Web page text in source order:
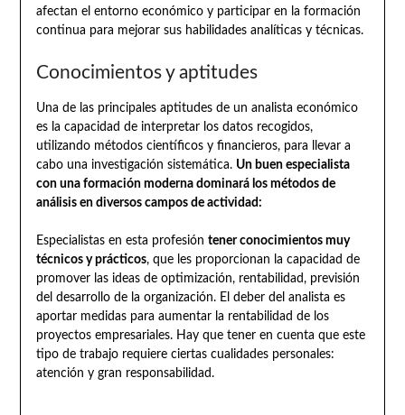
afectan el entorno económico y participar en la formación
continua para mejorar sus habilidades analíticas y técnicas.
Conocimientos y aptitudes
Una de las principales aptitudes de un analista económico
es la capacidad de interpretar los datos recogidos,
utilizando métodos científicos y financieros, para llevar a
cabo una investigación sistemática. Un buen especialista
con una formación moderna dominará los métodos de
análisis en diversos campos de actividad:
Especialistas en esta profesión tener conocimientos muy
técnicos y prácticos, que les proporcionan la capacidad de
promover las ideas de optimización, rentabilidad, previsión
del desarrollo de la organización. El deber del analista es
aportar medidas para aumentar la rentabilidad de los
proyectos empresariales. Hay que tener en cuenta que este
tipo de trabajo requiere ciertas cualidades personales:
atención y gran responsabilidad.